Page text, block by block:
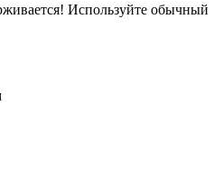
Используйте обычный